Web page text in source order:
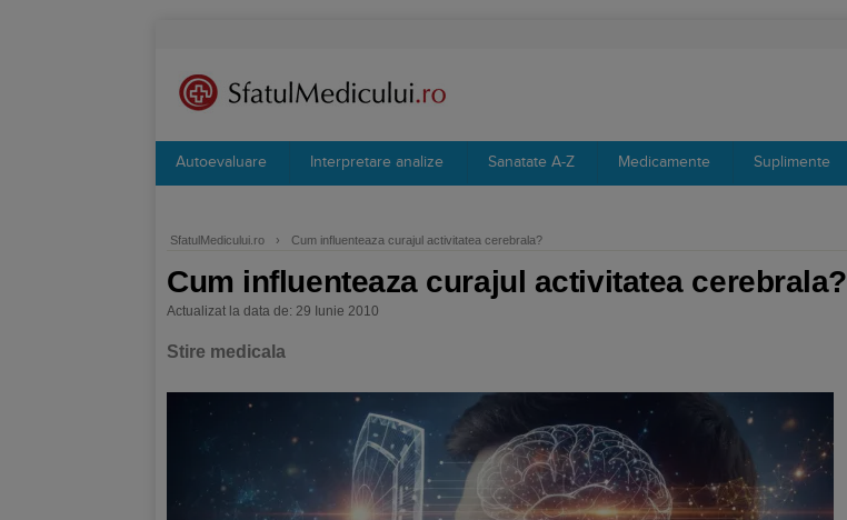
Autoevaluare Interpretare analize Sanatate A-Z Medicamente Suplimente
SfatulMedicului.ro › Cum influenteaza curajul activitatea cerebrala?
Cum influenteaza curajul activitatea cerebrala?
Actualizat la data de: 29 Iunie 2010
Stire medicala